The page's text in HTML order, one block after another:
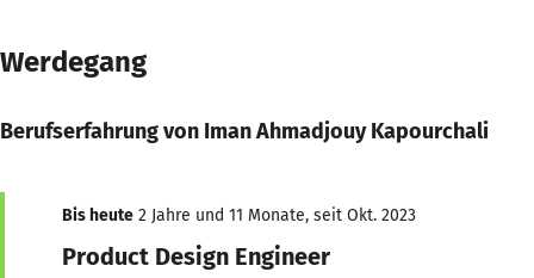
Werdegang
Berufserfahrung von Iman Ahmadjouy Kapourchali
Bis heute 2 Jahre und 11 Monate, seit Okt. 2023
Product Design Engineer